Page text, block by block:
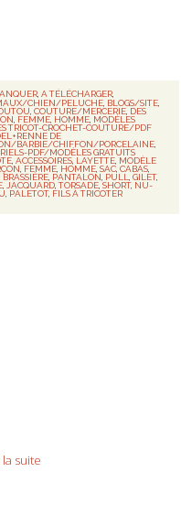
, A TÉLÉCHARGER,
CHIEN/PELUCHE, BLOGS/SITE,
,COUTURE/MERCERIE, DES
, FEMME, HOMME, MODÈLES
TRICOT-CROCHET-COUTURE/PDF
DE
BARBIE/CHIFFON/PORCELAINE,
PDF/MODÈLES GRATUITS
,ACCESSOIRES, LAYETTE, MODÈLE
, FEMME, HOMME,SAC,CABAS,
BRASSIÈRE, PANTALON, PULL,GILET,
,JACQUARD,TORSADE,SHORT, NU-
, PALETOT, FILS À TRICOTER
suite